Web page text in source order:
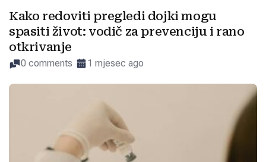
Kako redoviti pregledi dojki mogu
spasiti život: vodič za prevenciju i rano
otkrivanje
0 comments 1 mjesec ago